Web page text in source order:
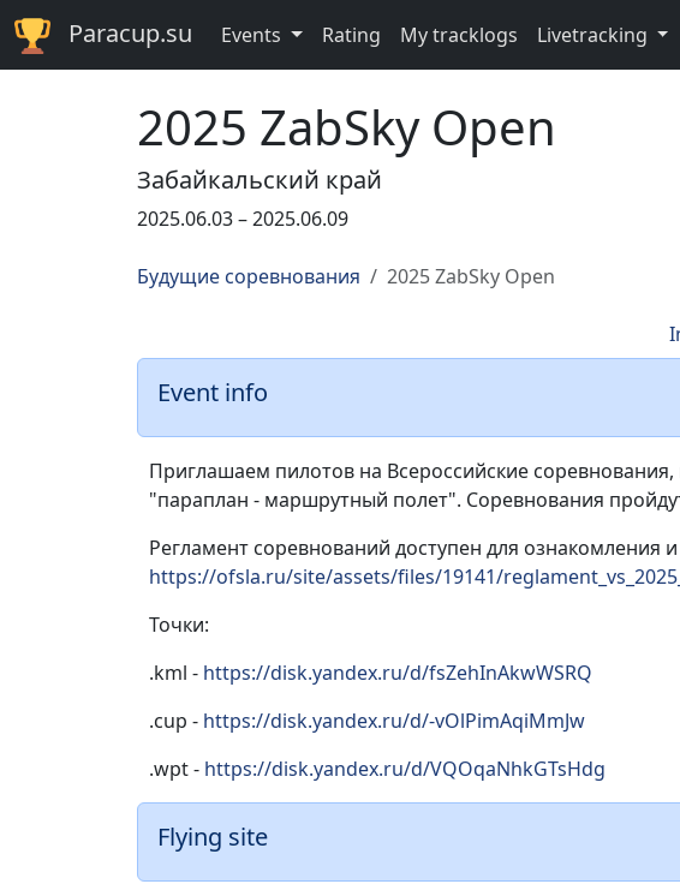
Paracup.su Events Rating My tracklogs Livetracking
2025 ZabSky Open
Забайкальский край
2025.06.03 – 2025.06.09
Будущие соревнования 2025 ZabSky Open
Event info
Приглашаем пилотов на Всероссийские
"параплан - маршрутный полет". Соревнования
Регламент соревнований доступен для ознакомления
https://ofsla.ru/site/assets/files/19141/
Точки:
.kml - https://disk.yandex.ru/d/fsZehInAkwWSRQ
.cup - https://disk.yandex.ru/d/-vOlPimAqiMmJw
.wpt - https://disk.yandex.ru/d/VQOqaNhkGTsHdg
Flying site